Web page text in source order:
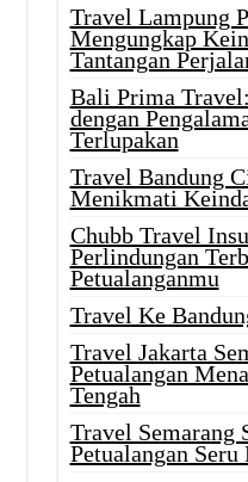
Travel Lampung
Mengungkap
Tantangan
Bali Prima
dengan
Terlupakan
Travel Bandung
Menikmati
Chubb Travel
Perlindungan
Petualanganmu
Travel Ke
Travel Jakarta
Petualangan
Tengah
Travel Semarang
Petualangan Seru